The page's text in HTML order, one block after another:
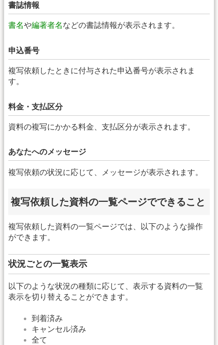
書誌情報
書名や編著者名などの書誌情報が表示されます。
申込番号
複写依頼したときに付与された申込番号が表示されま
す。
料金・支払区分
資料の複写にかかる料金、支払区分が表示されます。
あなたへのメッセージ
複写依頼の状況に応じて、メッセージが表示されます。
複写依頼した資料の一覧ページでできること
複写依頼した資料の一覧ページでは、以下のような操作
ができます。
状況ごとの一覧表示
以下のような状況の種類に応じて、表示する資料の一覧
表示を切り替えることができます。
到着済み
キャンセル済み
全て